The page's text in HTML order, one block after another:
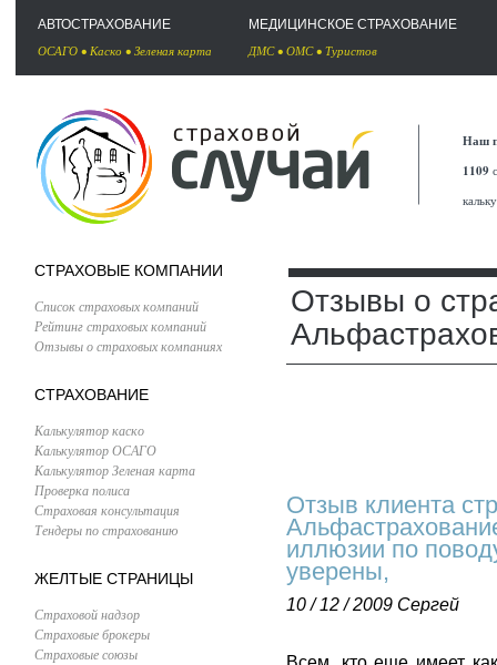
АВТОСТРАХОВАНИЕ
ОСАГО • Каско • Зеленая карта
МЕДИЦИНСКОЕ СТРАХОВАНИЕ
ДМС• ОМС• Туристов
Наш
1109
СТРАХОВЫЕ КОМПАНИИ
Список страховых компаний
Рейтинг страховых компаний
Отзывы о страховых компаниях
СТРАХОВАНИЕ
Калькулятор каско
Калькулятор ОСАГО
Калькулятор Зеленая карта
Проверка полиса
Страховая консультация
Тендеры по страхованию
ЖЕЛТЫЕ СТРАНИЦЫ
Страховой надзор
Страховые брокеры
Страховые союзы
Отзывы о
Отзыв клиента
иллюзии по
уверены,
10 / 12 / 2009 Сергей